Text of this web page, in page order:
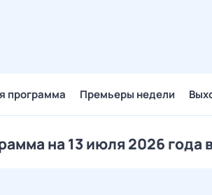
программа Премьеры недели
на 13 июля 2026 года